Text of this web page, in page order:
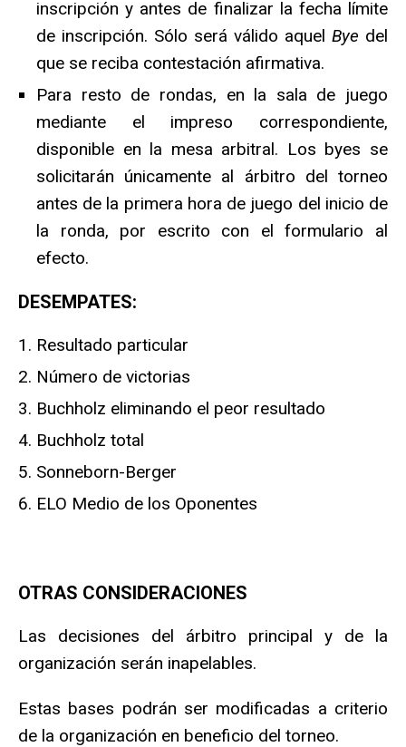
inscripción y antes de finalizar la fecha límite
de inscripción. Sólo será válido aquel Bye del
que se reciba contestación afirmativa.
Para resto de rondas, en la sala de juego
mediante el impreso correspondiente,
disponible en la mesa arbitral. Los byes se
solicitarán únicamente al árbitro del torneo
antes de la primera hora de juego del inicio de
la ronda, por escrito con el formulario al
efecto.
DESEMPATES:
Resultado particular
Número de victorias
Buchholz eliminando el peor resultado
Buchholz total
Sonneborn-Berger
ELO Medio de los Oponentes
OTRAS CONSIDERACIONES
Las decisiones del árbitro principal y de la
organización serán inapelables.
Estas bases podrán ser modificadas a criterio
de la organización en beneficio del torneo.